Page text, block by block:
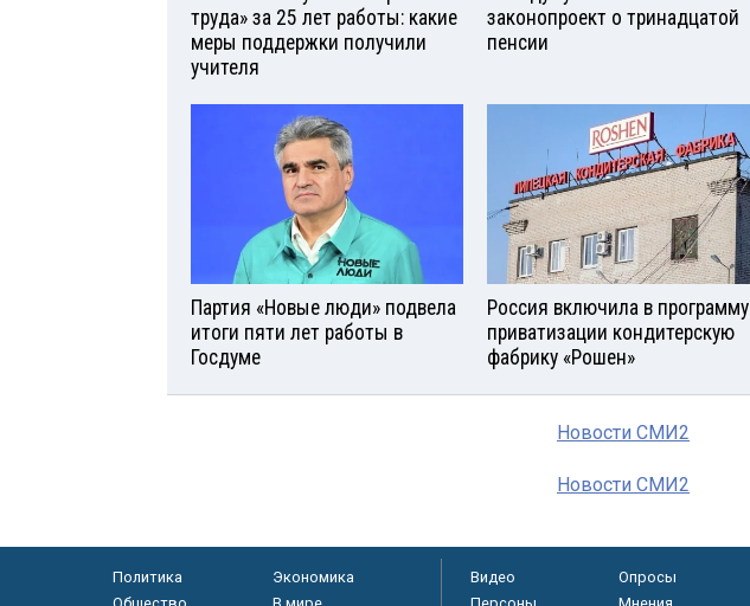
труда» за 25 лет работы: какие
меры поддержки получили
учителя
законопроект о тринадцатой
пенсии
Партия «Новые люди» подвела
итоги пяти лет работы в
Госдуме
Россия включила в программу
приватизации кондитерскую
фабрику «Рошен»
Новости СМИ2
Новости СМИ2
Политика
Экономика
Видео Опросы